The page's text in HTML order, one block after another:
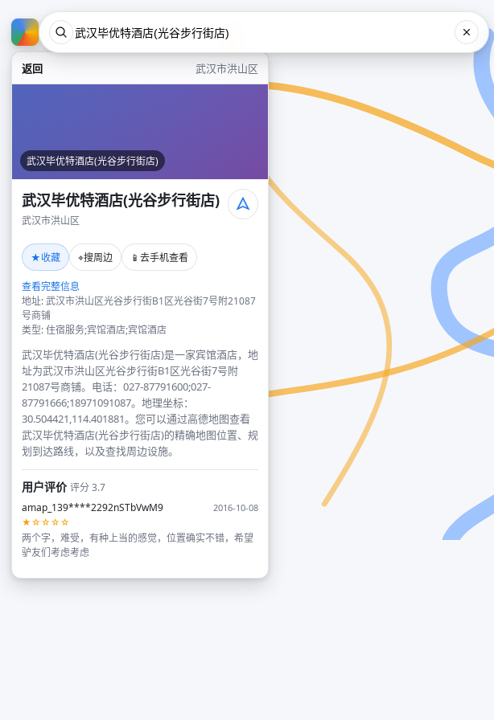
返回 武汉市洪山区
武汉毕优特酒店(光谷步行街店)
武汉毕优特酒店(光谷步行街店)
武汉市洪山区
★收藏 ⌖搜周边 📱 去手机查看
查看完整信息
地址: 武汉市洪山区光谷步行街B1区光谷街7号附21087
号商铺
类型: 住宿服务;宾馆酒店;宾馆酒店
武汉毕优特酒店(光谷步行街店)是一家宾馆酒店，地
址为武汉市洪山区光谷步行街B1区光谷街7号附
21087号商铺。电话：027-87791600;027-
87791666;18971091087。地理坐标：
30.504421,114.401881。您可以通过高德地图查看
武汉毕优特酒店(光谷步行街店)的精确地图位置、规
划到达路线，以及查找周边设施。
用户评价评分 3.7
amap_139****2292nSTbVwM9
2016-10-08
★☆☆☆☆
两个字，难受，有种上当的感觉，位置确实不错，希望
驴友们考虑考虑